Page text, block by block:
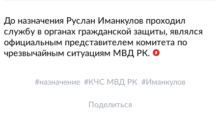
До назначения Руслан Иманкулов проходил
службу в органах гражданской защиты, являлся
официальным представителем комитета по
чрезвычайным ситуациям МВД РК.
назначение КЧС МВД РК Иманкулов
Поделиться